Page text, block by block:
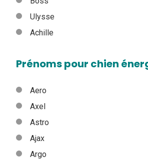
Ulysse
Achille
Prénoms pour chien
Aero
Axel
Astro
Ajax
Argo